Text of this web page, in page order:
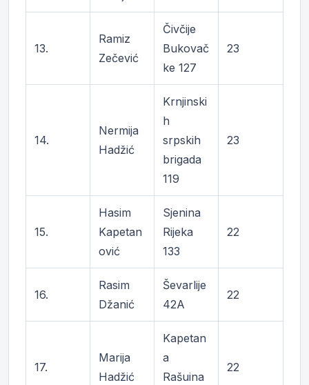
13.
Ramiz
Zečević
Čivčije
Bukovač
ke 127
23
14.
Nermija
Hadžić
Krnjinski
h
srpskih
brigada
119
23
15.
Hasim
Kapetan
ović
Sjenina
Rijeka
133
22
16.
Rasim
Džanić
Ševarlije
42A
22
17.
Marija
Hadžić
Kapetan
a
Rašuina
22